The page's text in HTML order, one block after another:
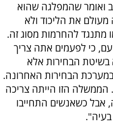
ואומר שהמפלגה שהוא
את הליכוד ולא
מתנגד להחרמות מסוג זה.
כי לפעמים אתה צריך
הבחירות אלא
הבחירות האחרונה.
הזו הייתה צריכה
כשאנשים התחייבו